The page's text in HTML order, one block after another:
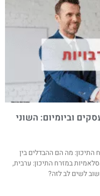
וביומיום: השוני
התיכון: מה הם ההבדלים בין
במזרח התיכון: ערבית,
לשים לב לזה?